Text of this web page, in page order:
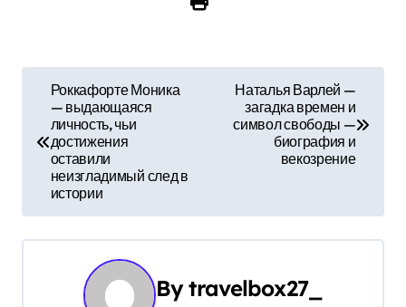
г
Роккафорте Моника
— выдающаяся
личность, чьи
достижения
оставили
неизгладимый след в
истории
Наталья Варлей —
загадка времен и
символ свободы —
биография и
векозрение
Bytravelbox27_